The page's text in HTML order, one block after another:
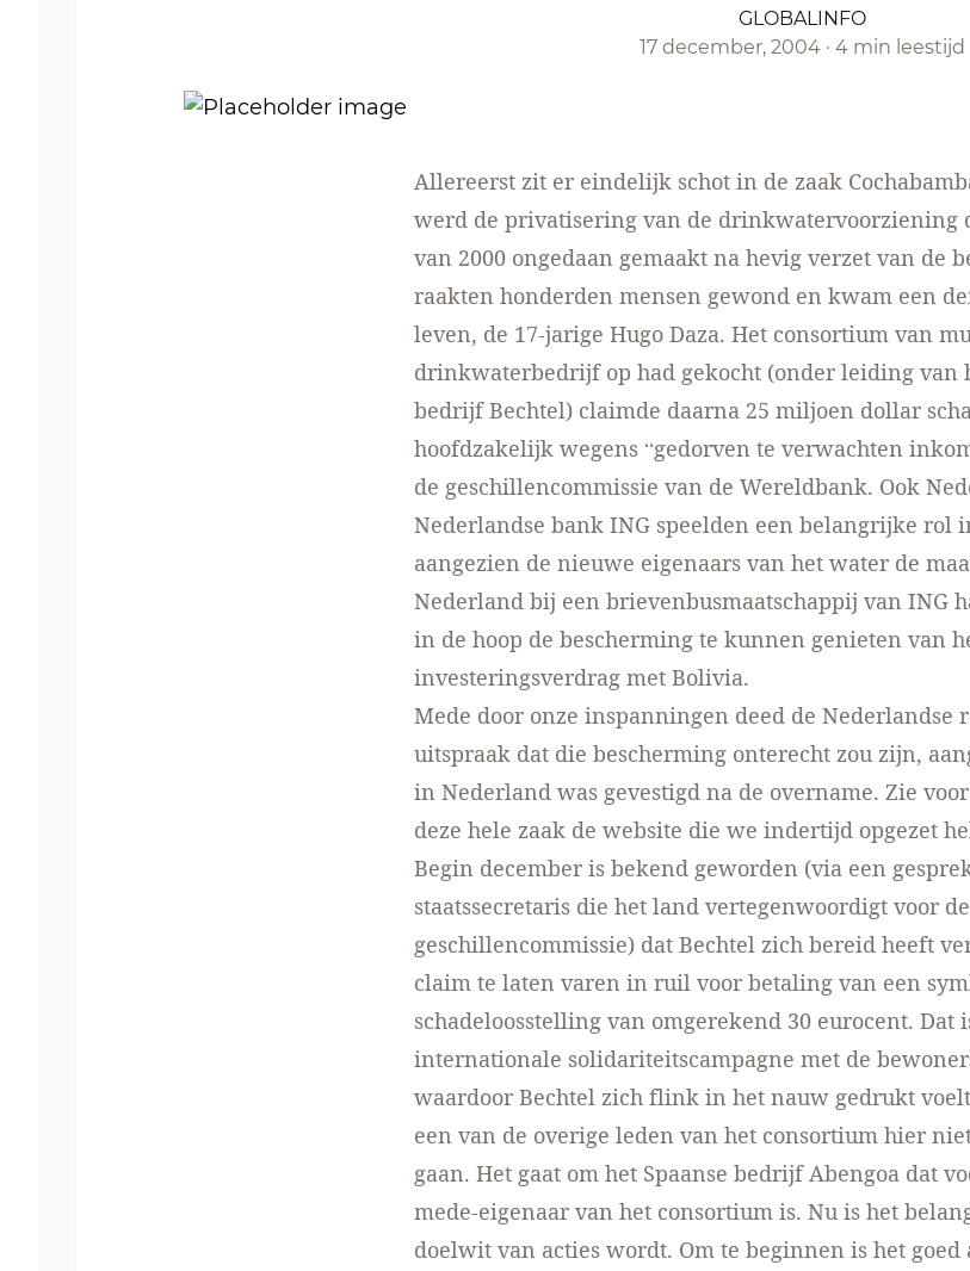
GLOBALINFO
17 december, 2004 · 4 min leestijd
Allereerst zit er eindelijk schot in de zaak
werd de privatisering van de drinkwatervoorziening
van 2000 ongedaan gemaakt na hevig verzet van de
raakten honderden mensen gewond en kwam een
leven, de 17-jarige Hugo Daza. Het consortium van
drinkwaterbedrijf op had gekocht (onder leiding van
bedrijf Bechtel) claimde daarna 25 miljoen dollar
hoofdzakelijk wegens “gedorven te verwachten
de geschillencommissie van de Wereldbank. Ook
Nederlandse bank ING speelden een belangrijke rol
aangezien de nieuwe eigenaars van het water de
Nederland bij een brievenbusmaatschappij van ING
in de hoop de bescherming te kunnen genieten van
investeringsverdrag met Bolivia.
Mede door onze inspanningen deed de Nederlandse
uitspraak dat die bescherming onterecht zou zijn,
in Nederland was gevestigd na de overname. Zie
deze hele zaak de website die we indertijd opgezet
Begin december is bekend geworden (via een
staatssecretaris die het land vertegenwoordigt voor de
geschillencommissie) dat Bechtel zich bereid heeft
claim te laten varen in ruil voor betaling van een
schadeloosstelling van omgerekend 30 eurocent. Dat
internationale solidariteitscampagne met de
waardoor Bechtel zich flink in het nauw gedrukt
een van de overige leden van het consortium hier
gaan. Het gaat om het Spaanse bedrijfAbengoa dat
mede-eigenaar van het consortium is. Nu is het
doelwit van acties wordt. Om te beginnen is het